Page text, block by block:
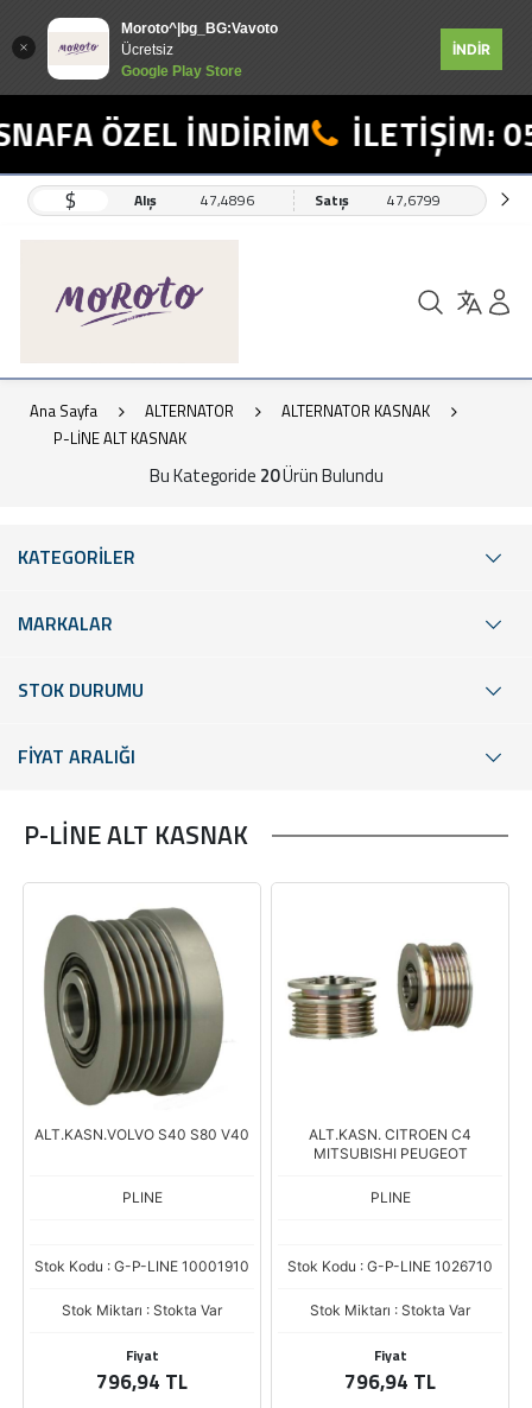
Moroto^|bg_BG:Vavoto
Ücretsiz
Google Play Store
İNDİR
ÖZEL İNDİRİM İLETİŞİM:
$ Alış 47,4896 Satış 47,6799
Ana Sayfa ALTERNATOR
ALTERNATOR KASNAK
P-LİNE ALT KASNAK
Bu Kategoride 20Ürün Bulundu
KATEGORİLER
MARKALAR
STOK DURUMU
FİYAT ARALIĞI
P-LİNE ALT KASNAK
ALT.KASN.VOLVO S40 S80 V40
PLINE
Stok Kodu : G-P-LINE 10001910
Stok Miktarı : Stokta Var
Fiyat
796,94 TL
ALT.KASN. CITROEN C4
MITSUBISHI PEUGEOT
PLINE
Stok Kodu : G-P-LINE 1026710
Stok Miktarı : Stokta Var
Fiyat
796,94 TL